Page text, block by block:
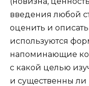
введения любой
оценить и
используются
напоминающие
с какой целью
и существенны ли